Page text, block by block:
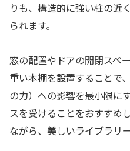
りも、構造的に強い柱の近
られます。
窓の配置やドアの開閉スペ
重い本棚を設置することで
の力）への影響を最小限に
スを受けることをおすすめ
ながら、美しいライブラリ